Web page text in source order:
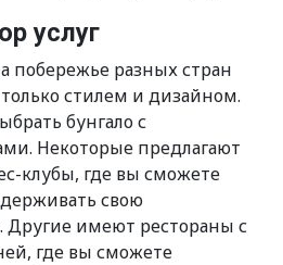
услуг
побережье разных стран
стилем и дизайном.
бунгало с
Некоторые предлагают
клубы, где вы сможете
свою
имеют рестораны с
где вы сможете